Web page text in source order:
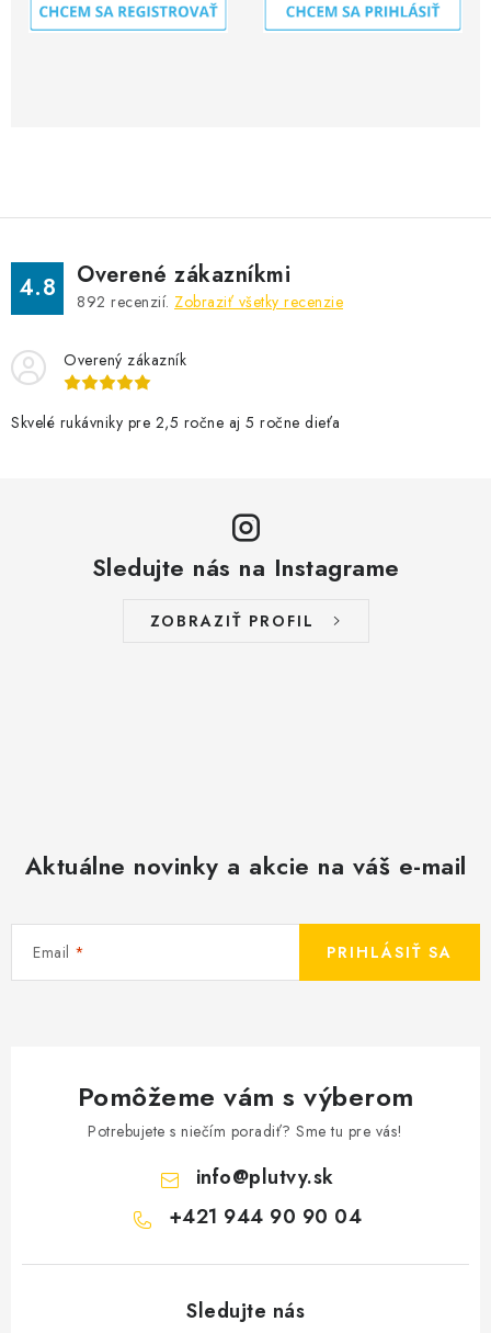
4.8 Overené zákazníkmi
892 recenzií. Zobraziť všetky recenzie
Overený zákazník
Skvelé rukávniky pre 2,5 ročne aj 5 ročne dieťa
Sledujte nás na Instagrame
ZOBRAZIŤ PROFIL
Aktuálne novinky a akcie na váš e-mail
Email PRIHLÁSIŤ SA
Pomôžeme vám s výberom
Potrebujete s niečím poradiť? Sme tu pre vás!
info@plutvy.sk
+421 944 90 90 04